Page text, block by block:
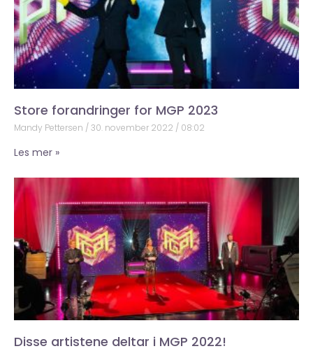
Store forandringer for MGP 2023
Mandy Pettersen 30. november 2022 08:02
Les mer »
Disse artistene deltar i MGP 2022!